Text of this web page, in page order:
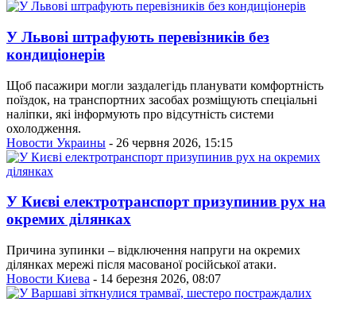
У Львові штрафують перевізників без
кондиціонерів
Щоб пасажири могли заздалегідь планувати комфортність
поїздок, на транспортних засобах розміщують спеціальні
наліпки, які інформують про відсутність системи
охолодження.
Новости Украины - 26 червня 2026, 15:15
У Києві електротранспорт призупинив рух на
окремих ділянках
Причина зупинки – відключення напруги на окремих
ділянках мережі після масованої російської атаки.
Новости Киева - 14 березня 2026, 08:07